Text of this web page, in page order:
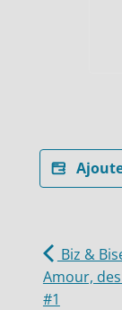
Biz &
Amour,
#1